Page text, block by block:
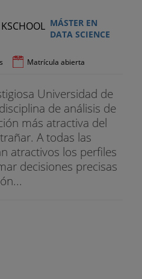
MÁSTER EN
DATA SCIENCE
Matrícula abierta
Universidad de
de análisis de
más atractiva del
A todas las
atractivos los perfiles
decisiones precisas